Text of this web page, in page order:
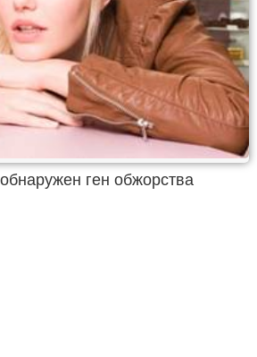
ген обжорства